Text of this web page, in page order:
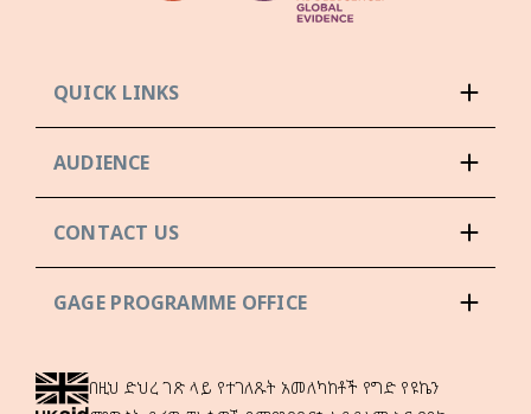
QUICK LINKS
AUDIENCE
CONTACT US
GAGE PROGRAMME OFFICE
በዚህ ድህረ ገጽ ላይ የተገለጹት አመለካከቶች የግድ የዩኬን